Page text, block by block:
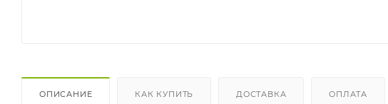
ОПИСАНИЕ КАК КУПИТЬ ДОСТАВКА ОПЛАТА